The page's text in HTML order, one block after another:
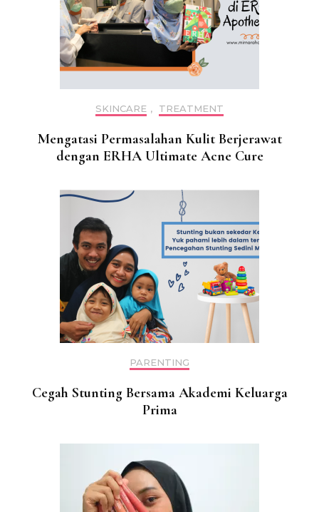
SKINCARE , TREATMENT
Mengatasi Permasalahan Kulit Berjerawat
dengan ERHA Ultimate Acne Cure
PARENTING
Cegah Stunting Bersama Akademi Keluarga
Prima